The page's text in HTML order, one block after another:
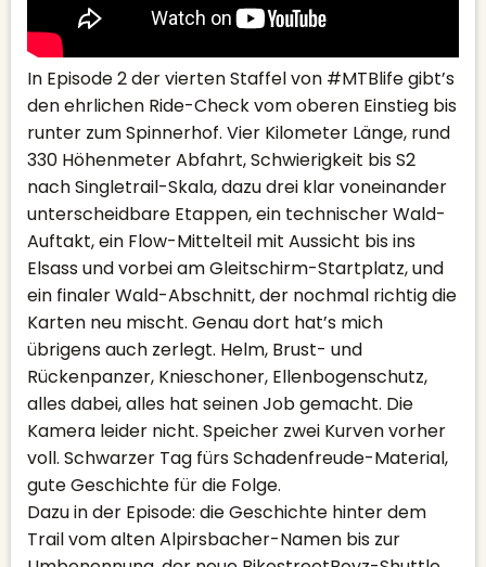
In Episode 2 der vierten Staffel von #MTBlife gibt’s
den ehrlichen Ride-Check vom oberen Einstieg bis
runter zum Spinnerhof. Vier Kilometer Länge, rund
330 Höhenmeter Abfahrt, Schwierigkeit bis S2
nach Singletrail-Skala, dazu drei klar voneinander
unterscheidbare Etappen, ein technischer Wald-
Auftakt, ein Flow-Mittelteil mit Aussicht bis ins
Elsass und vorbei am Gleitschirm-Startplatz, und
ein finaler Wald-Abschnitt, der nochmal richtig die
Karten neu mischt. Genau dort hat’s mich
übrigens auch zerlegt. Helm, Brust- und
Rückenpanzer, Knieschoner, Ellenbogenschutz,
alles dabei, alles hat seinen Job gemacht. Die
Kamera leider nicht. Speicher zwei Kurven vorher
voll. Schwarzer Tag fürs Schadenfreude-Material,
gute Geschichte für die Folge.
Dazu in der Episode: die Geschichte hinter dem
Trail vom alten Alpirsbacher-Namen bis zur